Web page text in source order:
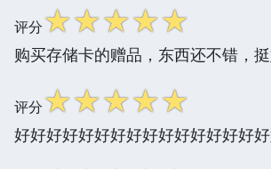
评分☆☆☆☆☆
购买存储卡的赠品，东西还不错，挺
评分☆☆☆☆☆
好好好好好好好好好好好好好好好